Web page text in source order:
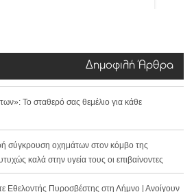
Δημοφιλή Άρθρα
Το σταθερό σας θεμέλιο για κάθε
σύγκρουση οχημάτων στον κόμβο της
καλά στην υγεία τους οι επιβαίνοντες
Εθελοντής Πυροσβέστης στη Λήμνο | Ανοίγουν